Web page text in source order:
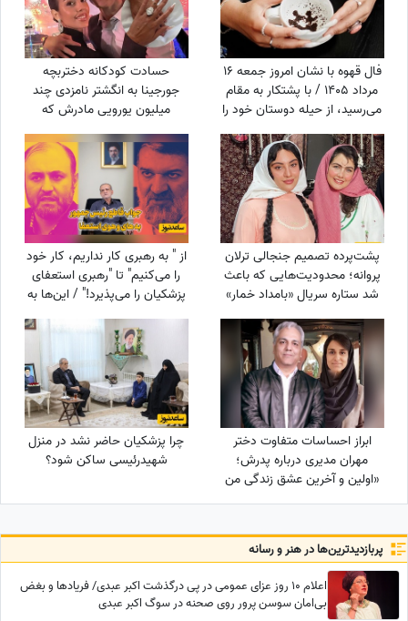
فال قهوه با نشان امروز جمعه 16
مرداد 1405 / با پشتکار به مقام
می‌رسید، از حیله دوستان خود را
حسادت کودکانه دختربچه
جورجینا به انگشتر نامزدی چند
میلیون یورویی مادرش که
پشت‌پرده تصمیم جنجالی ترلان
پروانه؛ محدودیت‌هایی که باعث
شد ستاره سریال «بامداد خمار»
از " به رهبری کار نداریم، کار خود
را می‌کنیم" تا "رهبری استعفای
پزشکیان را می‌پذیرد!" / این‌ها به
ابراز احساسات متفاوت دختر
مهران مدیری درباره پدرش؛
«اولین و آخرین عشق زندگی من
چرا پزشکیان حاضر نشد در منزل
شهیدرئیسی ساکن شود؟
پربازدید‌ترین‌ها در هنر و رسانه
اعلام 10 روز عزای عمومی در پی درگذشت اکبر عبدی/ فریادها و بغض
بی‌امان سوسن پرور روی صحنه در سوگ اکبر عبدی